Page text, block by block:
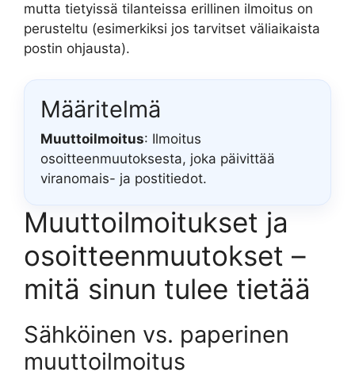
mutta tietyissä tilanteissa erillinen ilmoitus on
perusteltu (esimerkiksi jos tarvitset väliaikaista
postin ohjausta).
Määritelmä
Muuttoilmoitus: Ilmoitus
osoitteenmuutoksesta, joka päivittää
viranomais- ja postitiedot.
Muuttoilmoitukset ja
osoitteenmuutokset –
mitä sinun tulee tietää
Sähköinen vs. paperinen
muuttoilmoitus